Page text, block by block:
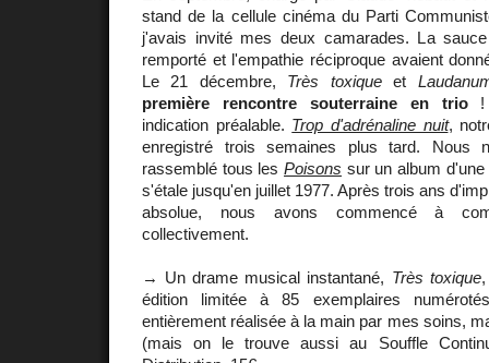
stand de la cellule cinéma du Parti
j'avais invité mes deux camarades. La
remporté et l'empathie réciproque avaient
Le 21 décembre, Très toxiqueet
première rencontre souterraine en trio!
indication préalable. Trop d'adrénaline nuit,
enregistré trois semaines plus tard. Nous
rassemblé tous les Poisons sur un album
s'étale jusqu'en juillet 1977. Après trois ans
absolue, nous avons commencé à
collectivement.
→ Un drame musical instantané, Très toxique,
édition limitée à 85 exemplaires
entièrement réalisée à la main par mes soins,
(mais on le trouve aussi au Souffle